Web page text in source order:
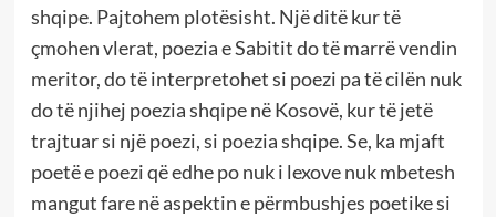
shqipe. Pajtohem plotësisht. Një ditë kur të
çmohen vlerat, poezia e Sabitit do të marrë vendin
meritor, do të interpretohet si poezi pa të cilën nuk
do të njihej poezia shqipe në Kosovë, kur të jetë
trajtuar si një poezi, si poezia shqipe. Se, ka mjaft
poetë e poezi që edhe po nuk i lexove nuk mbetesh
mangut fare në aspektin e përmbushjes poetike si